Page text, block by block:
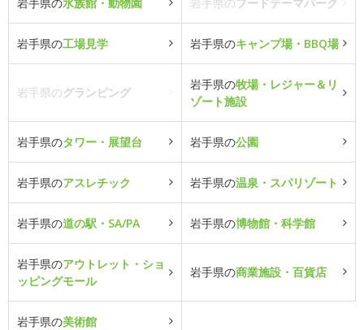
岩手県の工場見学 岩手県のキャンプ場・BBQ場
岩手県のグランピング
岩手県の牧場・レジャー＆リ
ゾート施設
岩手県のタワー・展望台 岩手県の公園
岩手県のアスレチック 岩手県の温泉・スパリゾート
岩手県の道の駅・SA/PA 岩手県の博物館・科学館
岩手県のアウトレット・ショ
ッピングモール
岩手県の商業施設・百貨店
岩手県の美術館